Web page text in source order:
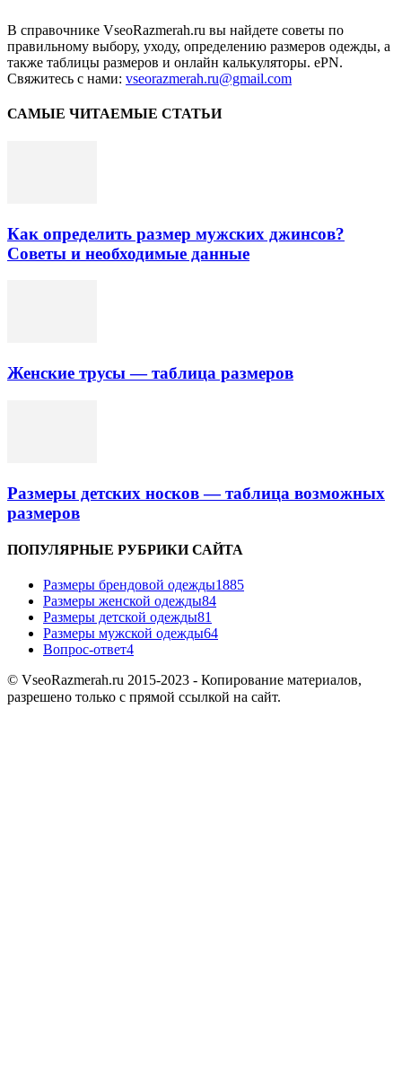
В справочнике VseoRazmerah.ru вы найдете советы по
правильному выбору, уходу, определению размеров одежды, а
также таблицы размеров и онлайн калькуляторы. ePN.
Свяжитесь с нами: vseorazmerah.ru@gmail.com
САМЫЕ ЧИТАЕМЫЕ СТАТЬИ
Как определить размер мужских джинсов?
Советы и необходимые данные
Женские трусы — таблица размеров
Размеры детских носков — таблица возможных
размеров
ПОПУЛЯРНЫЕ РУБРИКИ САЙТА
Размеры брендовой одежды1885
Размеры женской одежды84
Размеры детской одежды81
Размеры мужской одежды64
Вопрос-ответ4
© VseoRazmerah.ru 2015-2023 - Копирование материалов,
разрешено только с прямой ссылкой на сайт.